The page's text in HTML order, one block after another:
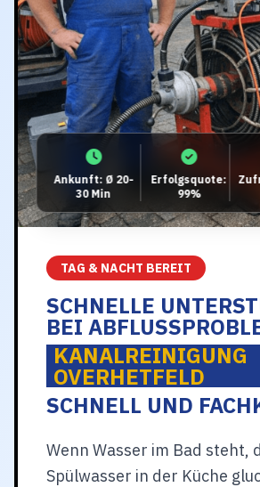
Ankunft: Ø 20-
30 Min
Erfolgsquote:
99%
TAG & NACHT BEREIT
SCHNELLE
BEI
KANALREINIGUNG
OVERHETFELD
SCHNELL UND
Wenn Wasser im Bad steht,
Spülwasser in der Küche